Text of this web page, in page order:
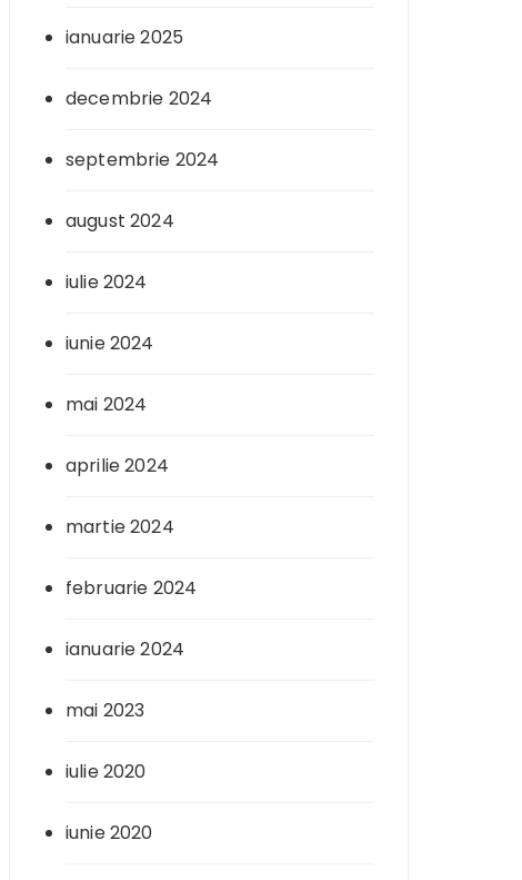
ianuarie 2025
decembrie 2024
septembrie 2024
august 2024
iulie 2024
iunie 2024
mai 2024
aprilie 2024
martie 2024
februarie 2024
ianuarie 2024
mai 2023
iulie 2020
iunie 2020